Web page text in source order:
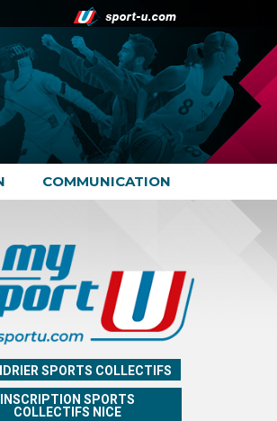
COMMUNICATION
SPORTS COLLECTIFS
INSCRIPTION SPORTS
COLLECTIFS NICE